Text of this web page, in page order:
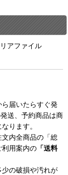
アファイル
届いたらすぐ発
送、予約商品は商
ります。
内全商品の「総
用案内の 「送料
の破損や汚れが